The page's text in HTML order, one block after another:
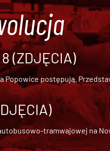
(ZDJĘCIA)
Popowice postępują.
tramwajowej na